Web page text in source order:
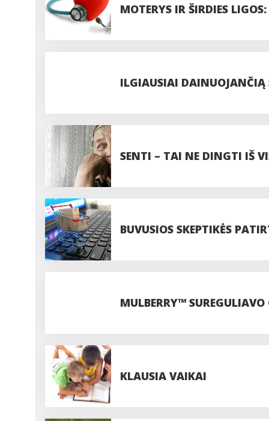
MOTERYS IR ŠIRDIES
ILGIAUSIAI DAINUOJANČIĄ
SENTI – TAI NE DINGTI IŠ
BUVUSIOS SKEPTIKĖS
MULBERRY™
KLAUSIA VAIKAI